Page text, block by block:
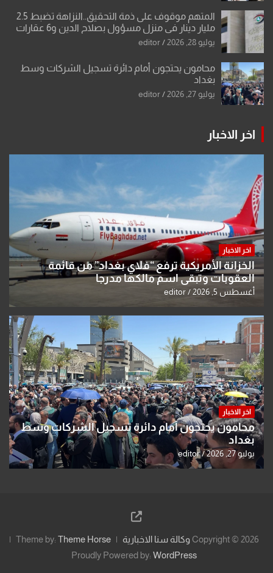
المتهم موقوف على ذمة التحقيق..النزاهة تضبط 2.5
مليار دينار في منزل مسؤول بصلاح الدين و6 عقارات
باسم زوجته
يوليو 28, 2026 editor
محامون يحتجون أمام دائرة تسجيل الشركات وسط
بغداد
يوليو 27, 2026 editor
اخر الاخبار
اخر الاخبار
الخزانة الأمريكية ترفع “فلاي بغداد” من قائمة
العقوبات وتبقي اسم مالكها مدرجا
أغسطس 5, 2026 editor
اخر الاخبار
محامون يحتجون أمام دائرة تسجيل الشركات وسط
بغداد
يوليو 27, 2026 editor
Copyright © 2026 وكالة سنا الاخبارية Theme by: Theme Horse
Proudly Powered by: WordPress